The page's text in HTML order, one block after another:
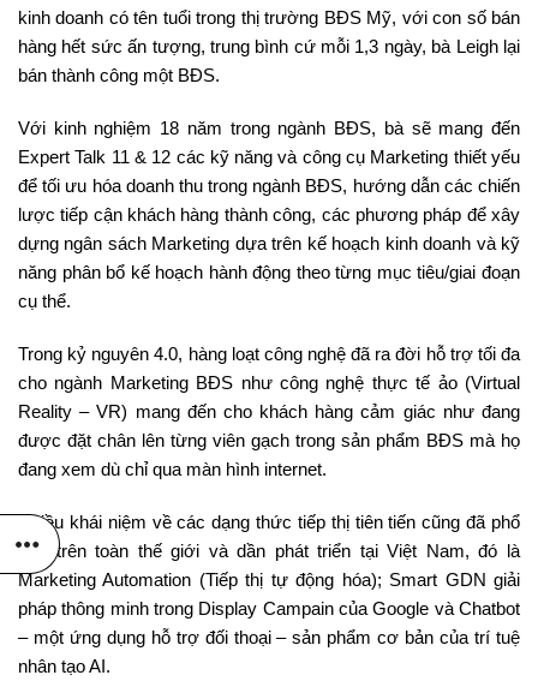
kinh doanh có tên tuổi trong thị trường BĐS Mỹ, với con số bán
hàng hết sức ấn tượng, trung bình cứ mỗi 1,3 ngày, bà Leigh lại
bán thành công một BĐS.
Với kinh nghiệm 18 năm trong ngành BĐS, bà sẽ mang đến
Expert Talk 11 & 12 các kỹ năng và công cụ Marketing thiết yếu
để tối ưu hóa doanh thu trong ngành BĐS, hướng dẫn các chiến
lược tiếp cận khách hàng thành công, các phương pháp để xây
dựng ngân sách Marketing dựa trên kế hoạch kinh doanh và kỹ
năng phân bổ kế hoạch hành động theo từng mục tiêu/giai đoạn
cụ thể.
Trong kỷ nguyên 4.0, hàng loạt công nghệ đã ra đời hỗ trợ tối đa
cho ngành Marketing BĐS như công nghệ thực tế ảo (Virtual
Reality – VR) mang đến cho khách hàng cảm giác như đang
được đặt chân lên từng viên gạch trong sản phẩm BĐS mà họ
đang xem dù chỉ qua màn hình internet.
Nhiều khái niệm về các dạng thức tiếp thị tiên tiến cũng đã phổ
cập trên toàn thế giới và dần phát triển tại Việt Nam, đó là
Marketing Automation (Tiếp thị tự động hóa); Smart GDN giải
pháp thông minh trong Display Campain của Google và Chatbot
– một ứng dụng hỗ trợ đối thoại – sản phẩm cơ bản của trí tuệ
nhân tạo AI.